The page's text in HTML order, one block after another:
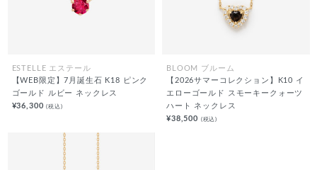
ESTELLE エステール
【WEB限定】7月誕生石 K18 ピンク
ゴールド ルビー ネックレス
¥36,300(税込)
BLOOM ブルーム
【2026サマーコレクション】K10 イ
エローゴールド スモーキークォーツ
ハート ネックレス
¥38,500 (税込)